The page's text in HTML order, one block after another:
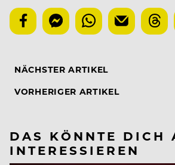
NÄCHSTER ARTIKEL
VORHERIGER ARTIKEL
DAS KÖNNTE DICH
INTERESSIEREN